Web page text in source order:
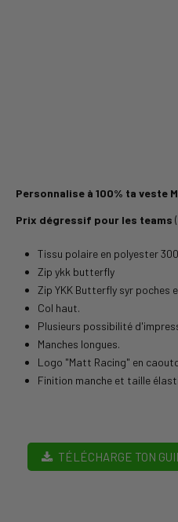
Personnalise à 100% ta veste
Prix dégressif pour les teams
Tissu polaire en polyester
Zip ykk butterfly
Zip YKK Butterfly syr poches
Col haut.
Plusieurs possibilité
Manches longues.
Logo "Matt Racing" en
Finition manche et taille
TÉLÉCHARGE TON